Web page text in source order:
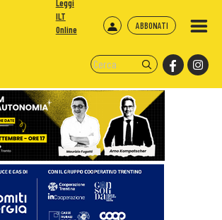
ABBONATI
Leggi
ILT
Online